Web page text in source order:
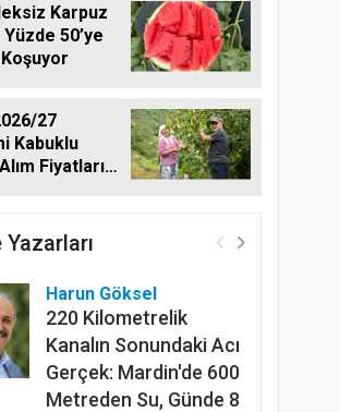
Karpuz
Yüzde 50’ye
27
Kabuklu
Fiyatlarını
Yazarları
Harun Göksel
220 Kilometrelik
Kanalın Sonundaki Acı
Gerçek: Mardin'de 600
Metreden Su, Günde 8